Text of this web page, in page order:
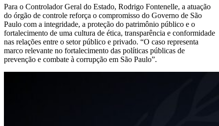
Para o Controlador Geral do Estado, Rodrigo Fontenelle, a atuação
do órgão de controle reforça o compromisso do Governo de São
Paulo com a integridade, a proteção do patrimônio público e o
fortalecimento de uma cultura de ética, transparência e conformidade
nas relações entre o setor público e privado. “O caso representa
marco relevante no fortalecimento das políticas públicas de
prevenção e combate à corrupção em São Paulo”.